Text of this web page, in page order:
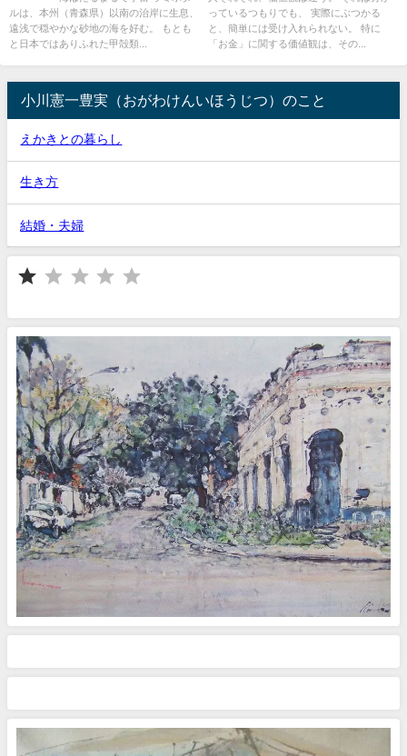
ルは、本州（青森県）以南の治岸に生息、
遠浅で穏やかな砂地の海を好む。 もとも
と日本ではありふれた甲殻類...
っているつもりでも、 実際にぶつかる
と、簡単には受け入れられない。 特に
「お金」に関する価値観は、その...
小川憲一豊実（おがわけんいほうじつ）のこと
えかきとの暮らし
生き方
結婚・夫婦